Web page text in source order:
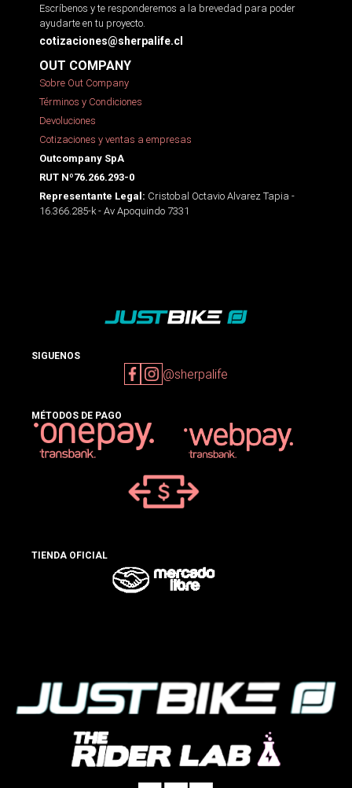
Escríbenos y te responderemos a la brevedad para poder
ayudarte en tu proyecto.
cotizaciones@sherpalife.cl
OUT COMPANY
Sobre Out Company
Términos y Condiciones
Devoluciones
Cotizaciones y ventas a empresas
Outcompany SpA
RUT Nº76.266.293-0
Representante Legal: Cristobal Octavio Alvarez Tapia -
16.366.285-k - Av Apoquindo 7331
SIGUENOS
@sherpalife
MÉTODOS DE PAGO
TIENDA OFICIAL